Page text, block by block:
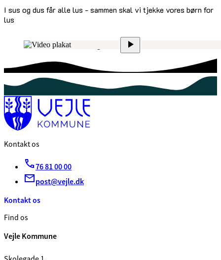
I sus og dus får alle lus - sammen skal vi tjekke vores børn for
lus
Man skal sige hvis man har lus
Kontakt os
76 81 00 00
post@vejle.dk
Kontakt os
Find os
Vejle Kommune